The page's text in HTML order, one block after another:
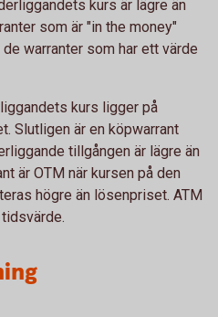
kurs är lägre än
som är "in the money"
warranter som har ett värde
kurs ligger på
Slutligen är en köpwarrant
tillgången är lägre än
är OTM när kursen på den
högre än lösenpriset. ATM